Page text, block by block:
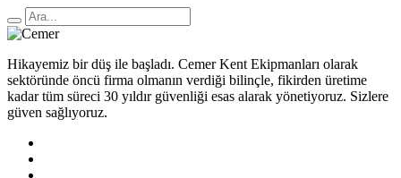
Hikayemiz bir düş ile başladı. Cemer Kent Ekipmanları olarak
sektöründe öncü firma olmanın verdiği bilinçle, fikirden üretime
kadar tüm süreci 30 yıldır güvenliği esas alarak yönetiyoruz. Sizlere
güven sağlıyoruz.